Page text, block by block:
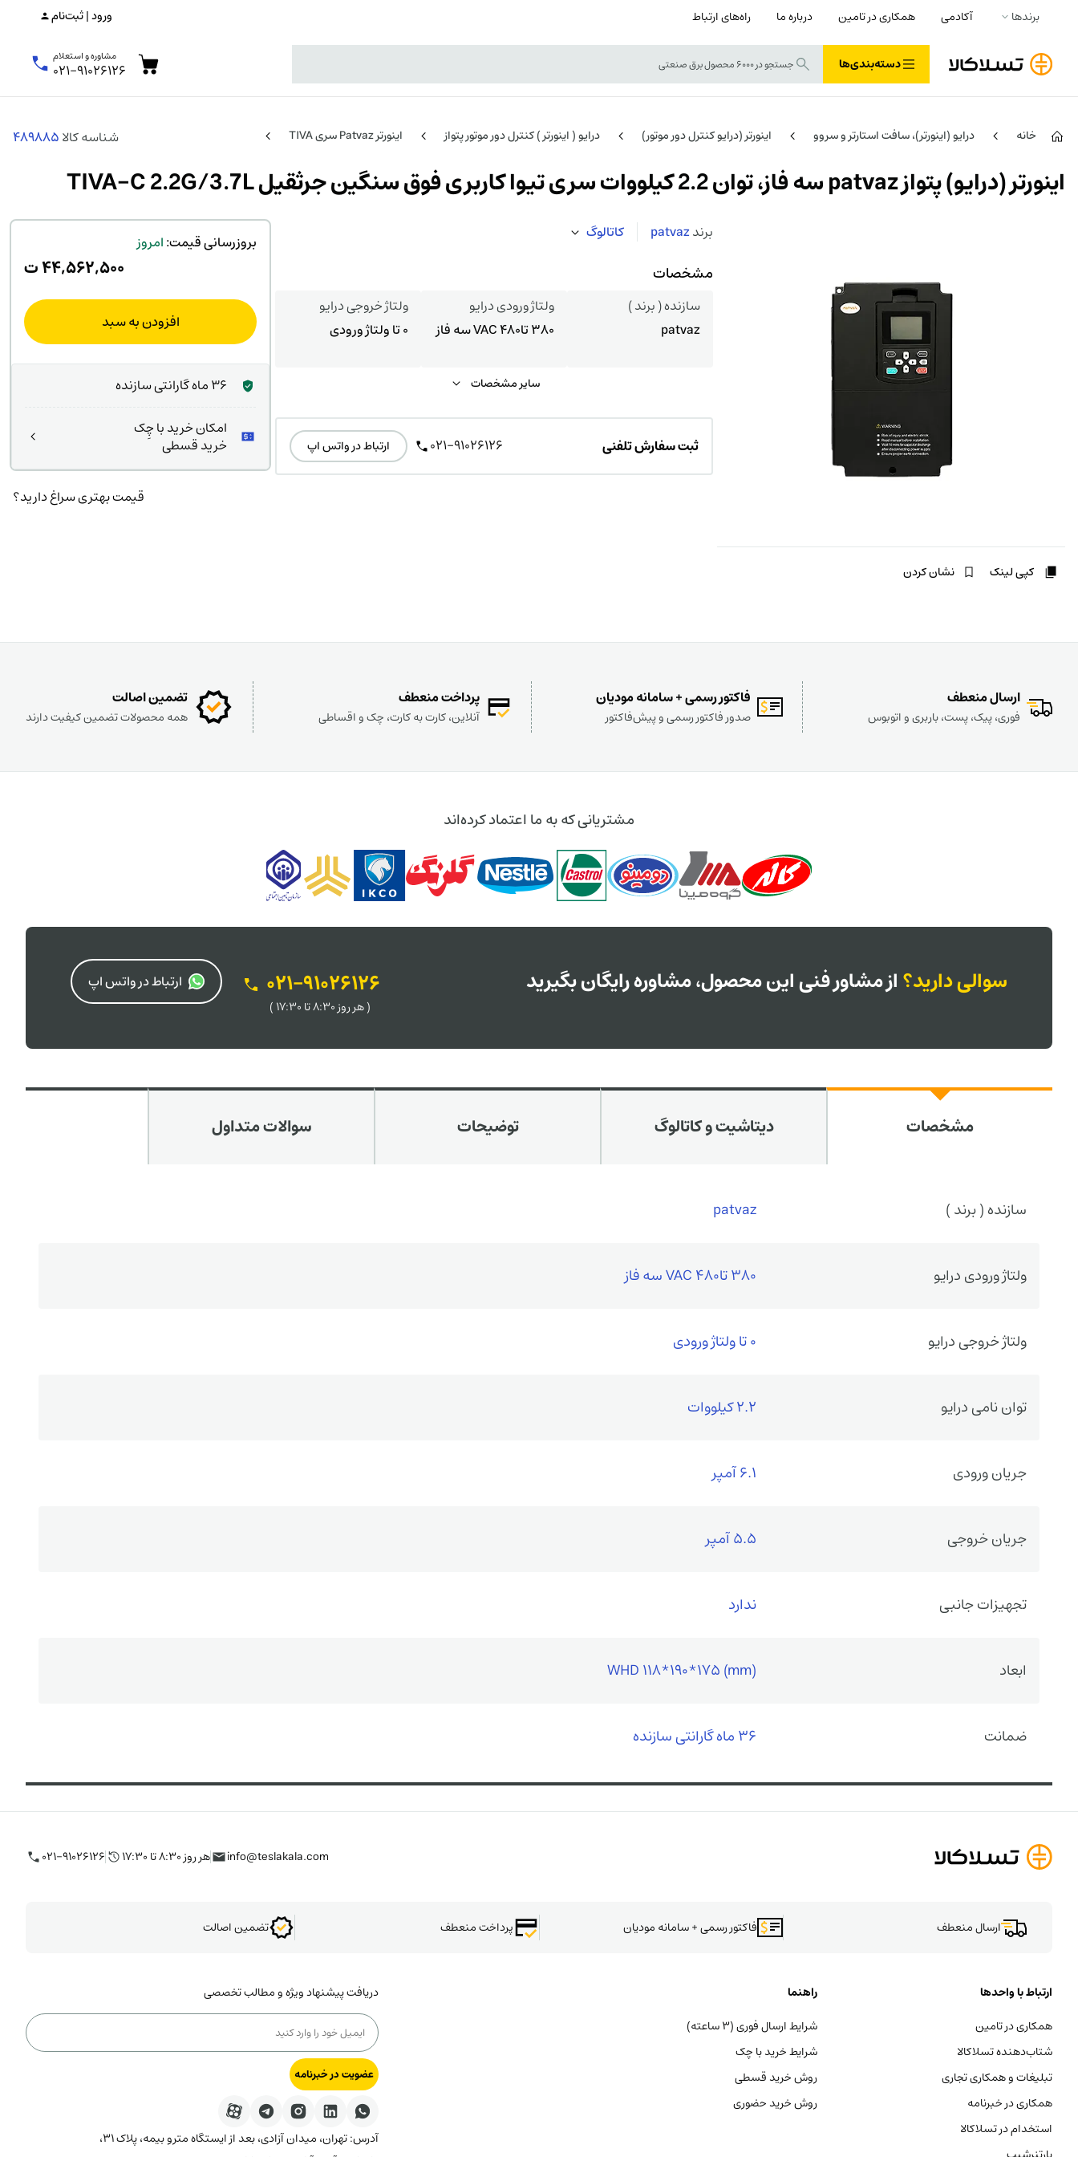
برندها آکادمی همکاری در تامین درباره ما راه‌های ارتباط ورود | ثبت‌نام
دسته‌بندی‌ها مشاوره و استعلام
۰۲۱-۹۱۰۲۶۱۲۶
خانه درایو (اینورتر)، سافت استارتر و سروو اینورتر (درایو کنترل دور موتور) درایو ( اینورتر ) کنترل دور موتور پتواز اینورتر Patvaz سری TIVA شناسه کالا489885
اینورتر (درایو) پتواز patvaz سه فاز، توان 2.2 کیلووات سری تیوا کاربری فوق سنگین جرثقیل TIVA-C 2.2G/3.7L
کپی لینک نشان کردن
برندpatvaz کاتالوگ
مشخصات
سازنده ( برند )
patvaz
ولتاژ ورودی درایو
380 تا480 VAC سه فاز
ولتاژ خروجی درایو
0 تا ولتاژ ورودی
سایر مشخصات
ثبت سفارش تلفنی 021-91026126 ارتباط در واتس اپ
بروزرسانی قیمت:امروز
۴۴,۵۶۲,۵۰۰ت
افزودن به سبد
36 ماه گارانتی سازنده
امکان خرید با چِک
خرید قسطی
قیمت بهتری سراغ دارید؟
ارسال منعطف
فوری، پیک، پست، باربری و اتوبوس
فاکتور رسمی + سامانه مودیان
صدور فاکتور رسمی و پیش‌فاکتور
پرداخت منعطف
آنلاین، کارت به کارت، چک و اقساطی
تضمین اصالت
همه محصولات تضمین کیفیت دارند
مشتریانی که به ما اعتماد کرده‌اند
سوالی دارید؟از مشاور فنی این محصول، مشاوره رایگان بگیرید 021-91026126
( هر روز 8:30 تا 17:30 )
ارتباط در واتس اپ
مشخصات دیتاشیت و کاتالوگ توضیحات سوالات متداول
سازنده ( برند ) patvaz
ولتاژ ورودی درایو 380 تا480 VAC سه فاز
ولتاژ خروجی درایو 0 تا ولتاژ ورودی
توان نامی درایو 2.2 کیلووات
جریان ورودی 6.1 آمپر
جریان خروجی 5.5 آمپر
تجهیزات جانبی ندارد
ابعاد WHD 118*190*175 (mm)
ضمانت 36 ماه گارانتی سازنده
۰۲۱-۹۱۰۲۶۱۲۶ هر روز ۸:۳۰ تا ۱۷:۳۰ info@teslakala.com
ارسال منعطف فاکتور رسمی + سامانه مودیان پرداخت منعطف تضمین اصالت
ارتباط با واحدها
همکاری در تامین
شتاب‌دهنده تسلاکالا
تبلیغات و همکاری تجاری
همکاری در خبرنامه
استخدام در تسلاکالا
راهنما
شرایط ارسال فوری (۳ ساعته)
شرایط خرید با چک
روش خرید قسطی
روش خرید حضوری
دریافت پیشنهاد ویژه و مطالب تخصصی
عضویت در خبرنامه
آدرس: تهران، میدان آزادی، بعد از ایستگاه مترو بیمه، پلاک ۳۱،